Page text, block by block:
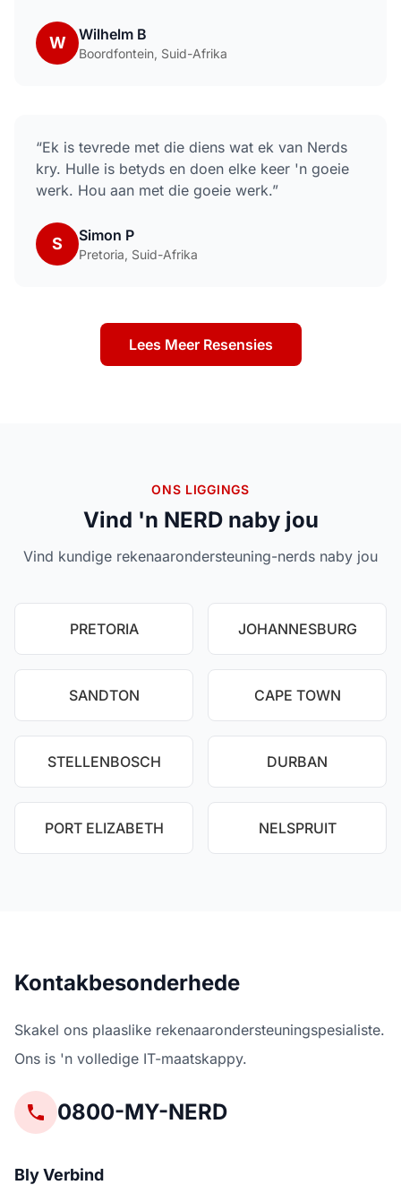
W Wilhelm B
Boordfontein, Suid-Afrika
“Ek is tevrede met die diens wat ek van Nerds
kry. Hulle is betyds en doen elke keer 'n goeie
werk. Hou aan met die goeie werk.”
S Simon P
Pretoria, Suid-Afrika
Lees Meer Resensies
ONS LIGGINGS
Vind 'n NERD naby jou
Vind kundige rekenaarondersteuning-nerds naby jou
PRETORIA JOHANNESBURG
SANDTON CAPE TOWN
STELLENBOSCH DURBAN
PORT ELIZABETH NELSPRUIT
Kontakbesonderhede
Skakel ons plaaslike rekenaarondersteuningspesialiste.
Ons is 'n volledige IT-maatskappy.
0800-MY-NERD
Bly Verbind